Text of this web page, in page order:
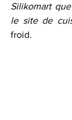
Silikomart
le site de
froid.